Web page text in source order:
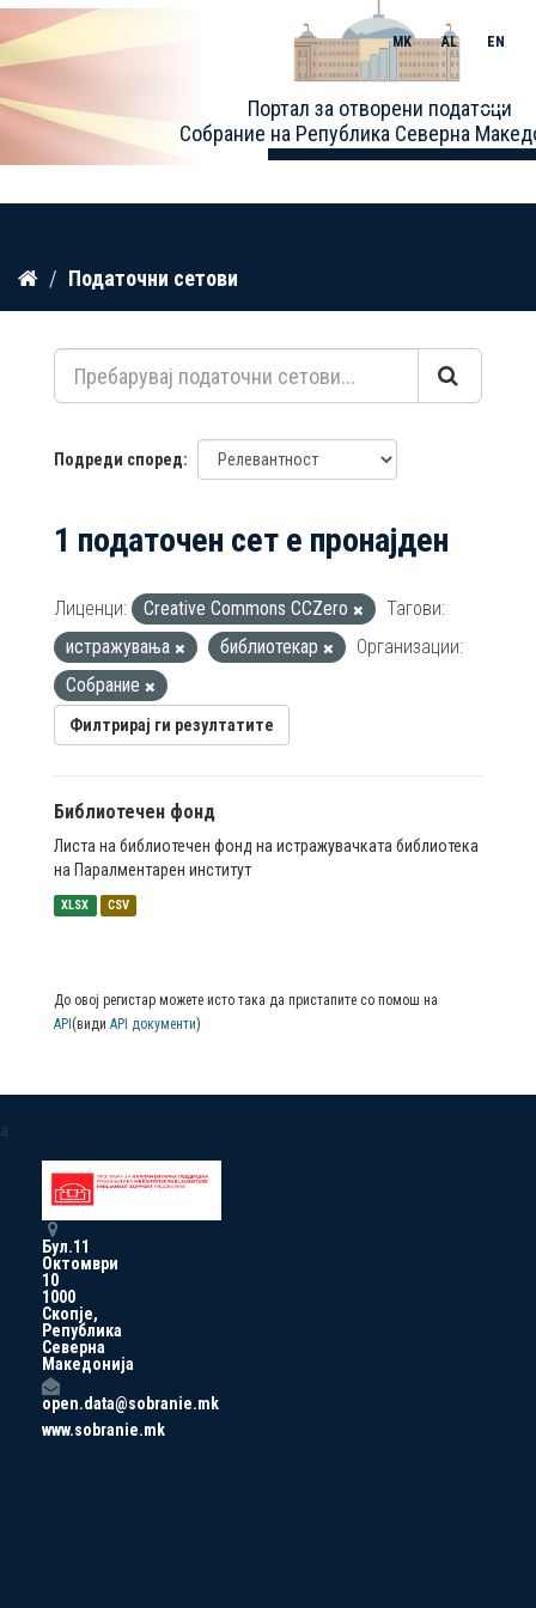
Прескокнете
содржина
Портал за отворени податоци
Собрание на Република Северна
MK AL EN
Toggle
Податочни сетови
Подреди според
1 податочен сет е пронајден
Лиценци: Creative Commons CCZero
Тагови:
истражувања
библиотекар
Организации:
Собрание
Филтрирај ги резултатите
Библиотечен фонд
Листа на библиотечен фонд на истражувачката библиотека
на Паралментарен институт
XLSX CSV
До овој регистар можете исто така да пристапите со помош на
API (види API документи)
a
Бул.11
Октомври
10
1000
Скопје,
Република
Северна
Македонија
open.data@sobranie.mk
www.sobranie.mk